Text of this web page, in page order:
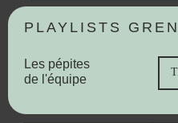
PLAYLISTS
Les pépites
de l'équipe